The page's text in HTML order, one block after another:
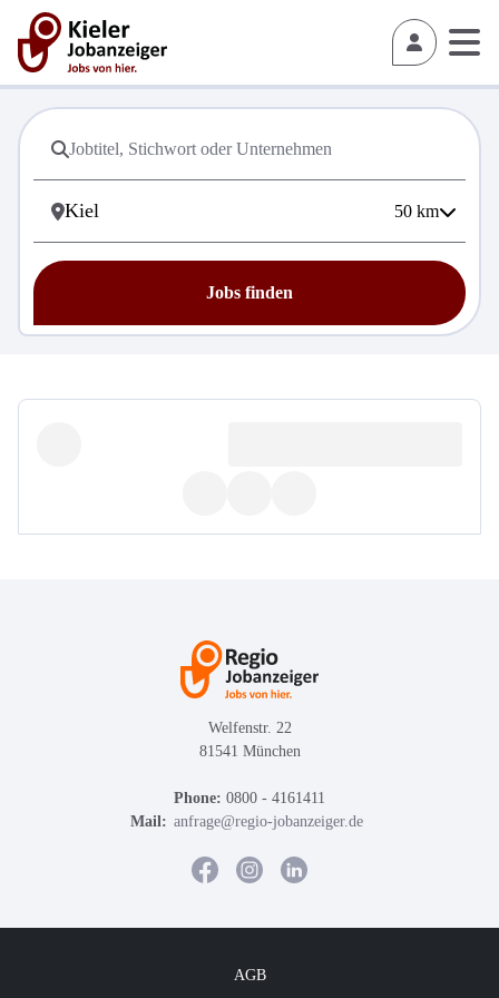
50 km
Jobs finden
Welfenstr. 22
81541 München
Phone: 0800 - 4161411
Mail: anfrage@regio-jobanzeiger.de
AGB